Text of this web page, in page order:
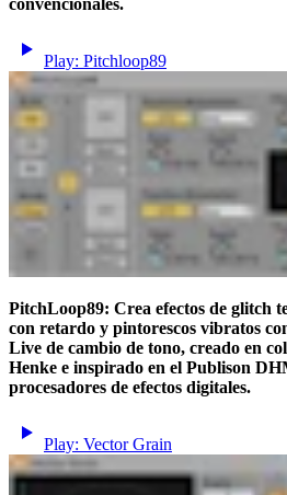
Play: Pitchloop89
PitchLoop89: Crea efectos de glitch
con retardo y pintorescos vibratos
Live de cambio de tono, creado en
Henke e inspirado en el Publison
procesadores de efectos digitales.
Play: Vector Grain